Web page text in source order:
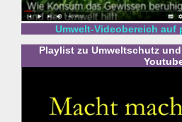
Umwelt-Videobereich auf
Playlist zu Umweltschutz